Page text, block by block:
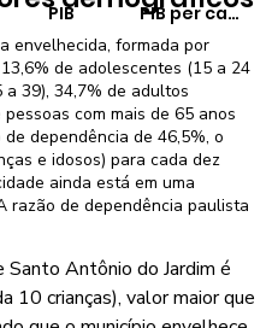
PIB PIB per capita
envelhecida, formada por
de adolescentes (15 a 24
39), 34,7% de adultos
com mais de 65 anos
dependência de 46,5%, o
e idosos) para cada dez
ainda está em uma
razão de dependência paulista
Antônio do Jardim é
10 crianças), valor maior que